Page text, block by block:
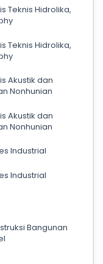
Teknis Hidrolika,
Teknis Hidrolika,
Akustik dan
Nonhunian
Akustik dan
Nonhunian
Industrial
Industrial
Bangunan